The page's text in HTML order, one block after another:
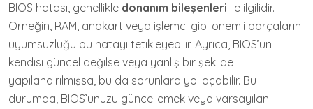
BIOS hatası, genellikle donanım bileşenleri ile ilgilidir.
Örneğin, RAM, anakart veya işlemci gibi önemli parçaların
uyumsuzluğu bu hatayı tetikleyebilir. Ayrıca, BIOS’un
kendisi güncel değilse veya yanlış bir şekilde
yapılandırılmışsa, bu da sorunlara yol açabilir. Bu
durumda, BIOS’unuzu güncellemek veya varsayılan